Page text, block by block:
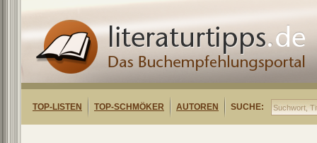
TOP-LISTEN TOP-SCHMÖKER AUTOREN SUCHE: